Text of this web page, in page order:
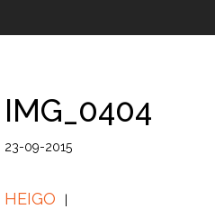
IMG_0404
23-09-2015
HEIGO